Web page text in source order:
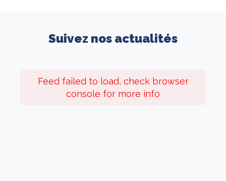
Suivez nos actualités
Feed failed to load, check browser
console for more info